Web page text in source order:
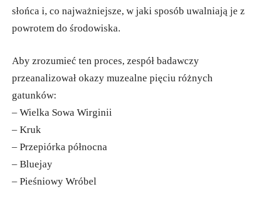
słońca i, co najważniejsze, w jaki sposób uwalniają je z
powrotem do środowiska.
Aby zrozumieć ten proces, zespół badawczy
przeanalizował okazy muzealne pięciu różnych
gatunków:
– Wielka Sowa Wirginii
– Kruk
– Przepiórka północna
– Bluejay
– Pieśniowy Wróbel